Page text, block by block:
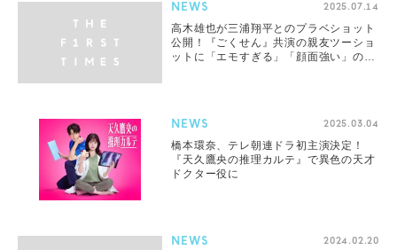
NEWS 2025.07.14
高木雄也が三浦翔平とのプラベショット
公開！『ごくせん』共演の親友ツーショ
ットに「エモすぎる」「顔面強い」の声
NEWS 2025.03.04
橋本環奈、テレ朝連ドラ初主演決定！
『天久鷹央の推理カルテ』で異色の天才
ドクター役に
NEWS 2024.02.20